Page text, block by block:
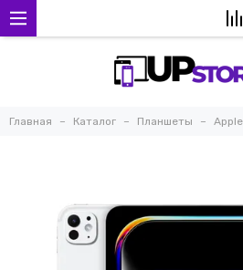
Главная Каталог Планшеты